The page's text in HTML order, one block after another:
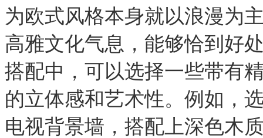
为欧式风格本身就以浪漫为
高雅文化气息，能够恰到好
搭配中，可以选择一些带有
的立体感和艺术性。例如，
电视背景墙，搭配上深色木